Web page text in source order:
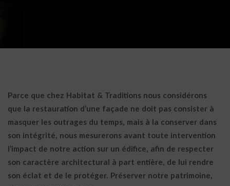
Parce que chez Habitat & Traditions nous considérons
que la restauration d’une façade ne doit pas consister à
masquer les outrages du temps, mais à la conserver dans
son intégrité, nous mesurerons avant toute intervention
l’impact de notre action sur un édifice, afin de respecter
son caractère architectural à part entière, de lui rendre
son éclat et de le protéger. Préserver notre patrimoine,